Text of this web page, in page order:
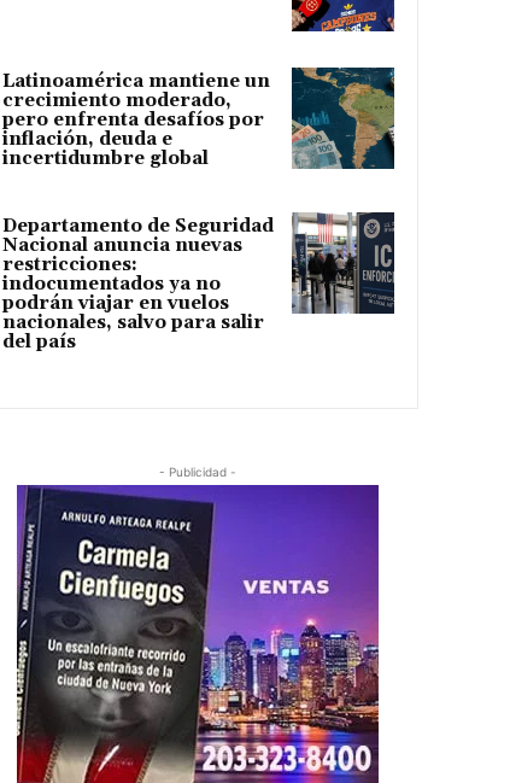
Latinoamérica mantiene un
crecimiento moderado,
pero enfrenta desafíos por
inflación, deuda e
incertidumbre global
Departamento de Seguridad
Nacional anuncia nuevas
restricciones:
indocumentados ya no
podrán viajar en vuelos
nacionales, salvo para salir
del país
- Publicidad -